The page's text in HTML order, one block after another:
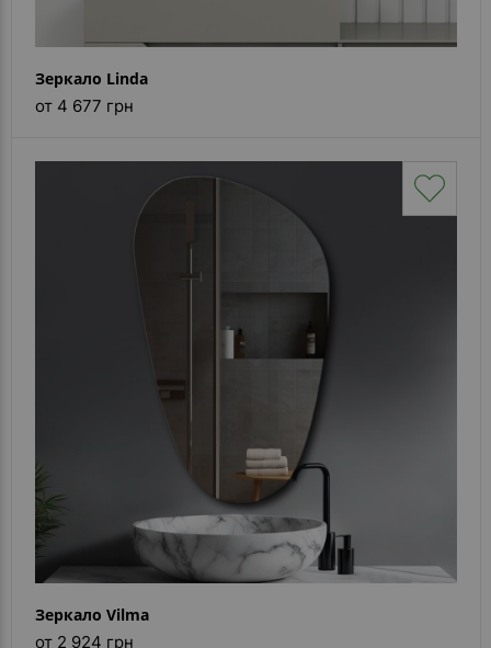
Зеркало Linda
от 4 677 грн
Зеркало Vilma
от 2 924 грн